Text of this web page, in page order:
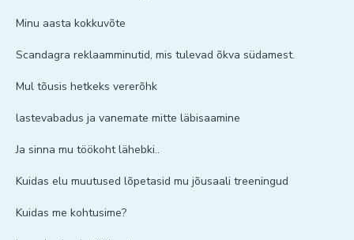
Minu aasta kokkuvõte
Scandagra reklaamminutid, mis tulevad õkva südamest.
Mul tõusis hetkeks vererõhk
lastevabadus ja vanemate mitte läbisaamine
Ja sinna mu töökoht lähebki..
Kuidas elu muutused lõpetasid mu jõusaali treeningud
Kuidas me kohtusime?